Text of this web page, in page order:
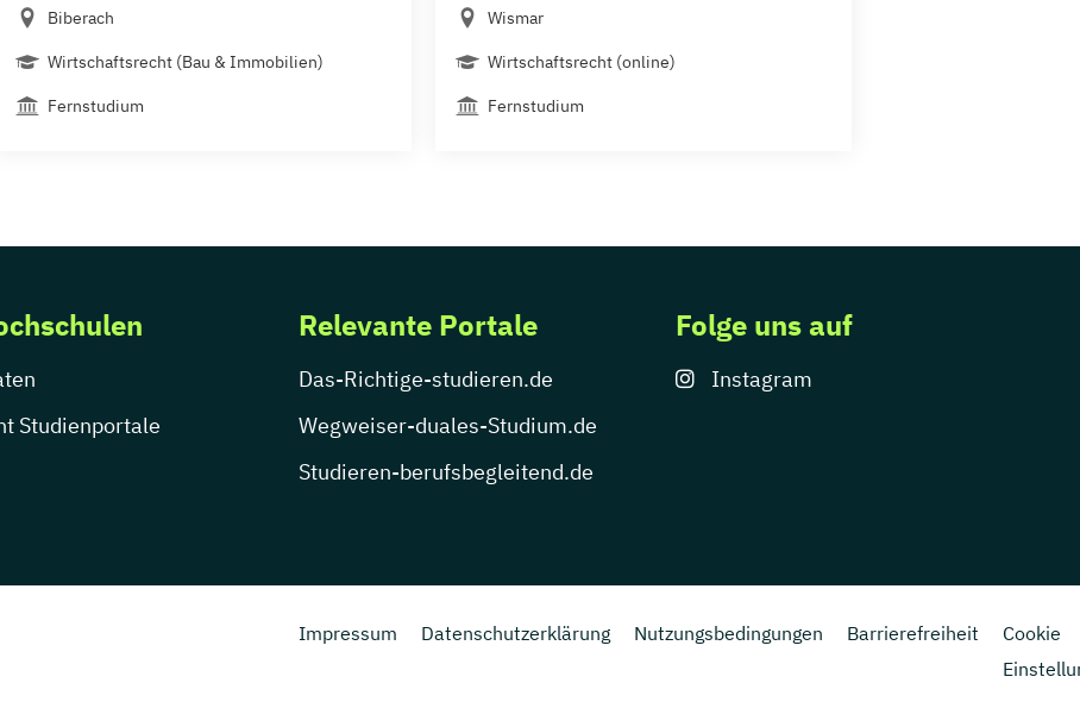
Biberach
Wirtschaftsrecht (Bau & Immobilien)
Fernstudium
Wismar
Wirtschaftsrecht (online)
Fernstudium
Studienportale
Relevante Portale
Das-Richtige-studieren.de
Wegweiser-duales-Studium.de
Studieren-berufsbegleitend.de
Folge uns auf
Instagram
Impressum Datenschutzerklärung Nutzungsbedingungen Barrierefreiheit
Cookie